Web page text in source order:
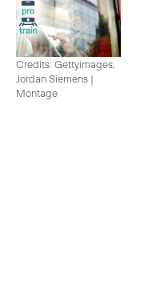
Credits: Gettyimages,
Jordan Siemens |
Montage